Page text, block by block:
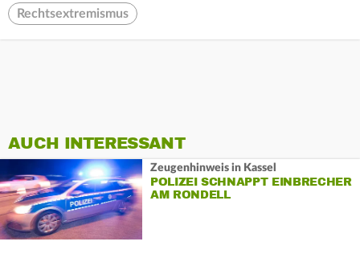
Rechtsextremismus
AUCH INTERESSANT
Zeugenhinweis in Kassel
POLIZEI SCHNAPPT EINBRECHER
AM RONDELL